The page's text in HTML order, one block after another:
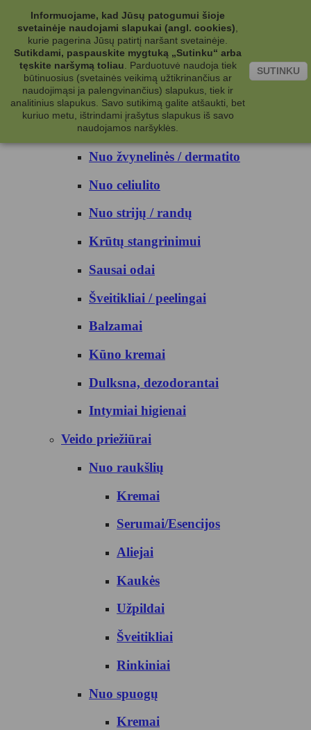
Kategorijos
Kosmetika
Kūno priežiūrai
Nuo prakaito
Kūno prausikliai
Nuo žvynelinės / dermatito
Nuo celiulito
Nuo strijų / randų
Krūtų stangrinimui
Sausai odai
Šveitikliai / peelingai
Balzamai
Kūno kremai
Dulksna, dezodorantai
Intymiai higienai
Veido priežiūrai
Nuo raukšlių
Kremai
Serumai/Esencijos
Aliejai
Kaukės
Užpildai
Šveitikliai
Rinkiniai
Nuo spuogų
Kremai
Informuojame, kad Jūsų patogumui šioje
svetainėje naudojami slapukai (angl. cookies)
kurie pagerina Jūsų patirtį naršant svetainėje.
Sutikdami, paspauskite mygtuką „Sutinku“ arba
tęskite naršymą toliau
Parduotuvė naudoja tiek
būtinuosius (svetainės veikimą užtikrinančius ar
naudojimąsi ja palengvinančius) slapukus, tiek ir
analitinius slapukus. Savo sutikimą galite atšaukti, bet
kuriuo metu, ištrindami įrašytus slapukus iš savo
naudojamos naršyklės.
SUTINKU